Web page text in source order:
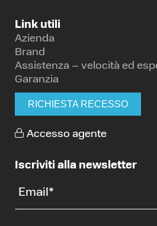
Link utili
Azienda
Brand
Assistenza – velocità ed
Garanzia
RICHIESTA RECESSO
Accesso agente
Iscriviti alla newsletter
Email *